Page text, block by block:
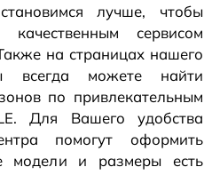
лучше, чтобы
сервисом
на страницах нашего
можете найти
по привлекательным
Для Вашего удобства
помогут оформить
модели и размеры есть